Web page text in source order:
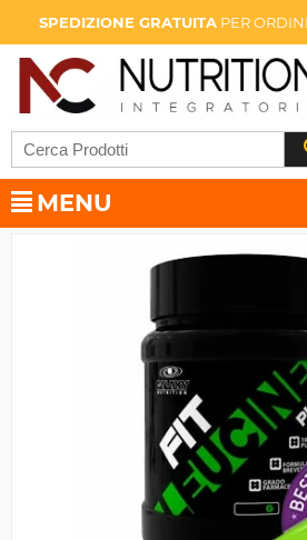
SPEDIZIONE GRATUITAPER
MENU